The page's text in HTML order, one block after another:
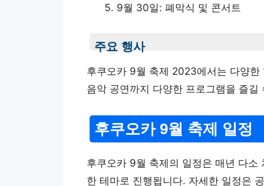
9월 30일: 폐막식 및 콘서트
주요 행사
후쿠오카 9월 축제 2023에서는 다양
음악 공연까지 다양한 프로그램을 즐길
후쿠오카 9월 축제 일정
후쿠오카 9월 축제의 일정은 매년 다
한 테마로 진행됩니다. 자세한 일정은